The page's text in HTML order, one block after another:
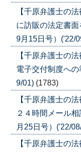
【千原弁護士の
に訪販の法定書
9月15日号）('22/
【千原弁護士の
電子交付制度へ
9/01) (1783)
【千原弁護士の
２４時間メール
月25日号）('22/
【千原弁護士の